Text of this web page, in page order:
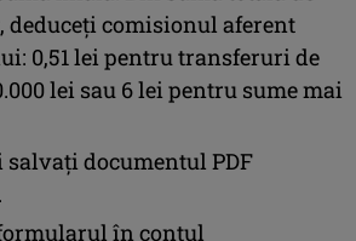
deduceți comisionul aferent
0,51 lei pentru transferuri de
lei sau 6 lei pentru sume mai
documentul PDF
în contul